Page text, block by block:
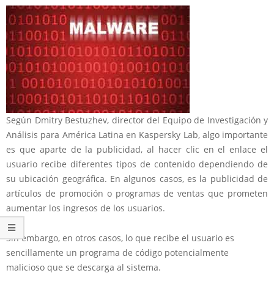
Según Dmitry Bestuzhev, director del Equipo de Investigación y
Análisis para América Latina en Kaspersky Lab, algo importante
es que aparte de la publicidad, al hacer clic en el enlace el
usuario recibe diferentes tipos de contenido dependiendo de
su ubicación geográfica. En algunos casos, es la publicidad de
artículos de promoción o programas de ventas que prometen
aumentar los ingresos de los usuarios.
Sin embargo, en otros casos, lo que recibe el usuario es
sencillamente un programa de código potencialmente
malicioso que se descarga al sistema.